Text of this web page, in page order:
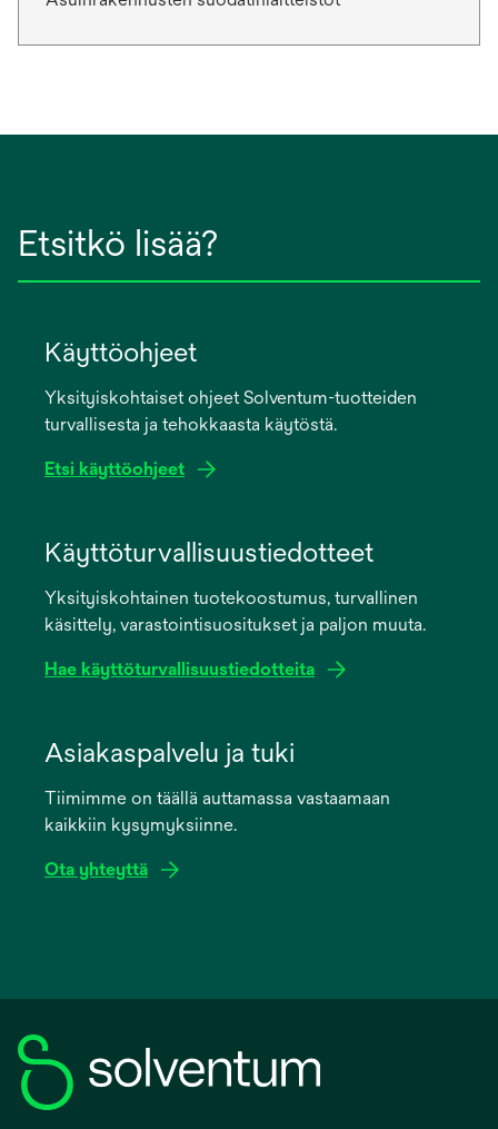
Etsitkö lisää?
Käyttöohjeet
Yksityiskohtaiset ohjeet Solventum-tuotteiden
turvallisesta ja tehokkaasta käytöstä.
Etsi käyttöohjeet
new
Käyttöturvallisuustiedotteet
Yksityiskohtainen tuotekoostumus, turvallinen
käsittely, varastointisuositukset ja paljon muuta.
Hae käyttöturvallisuustiedotteita
new
Asiakaspalvelu ja tuki
Tiimimme on täällä auttamassa vastaamaan
kaikkiin kysymyksiinne.
Ota yhteyttä